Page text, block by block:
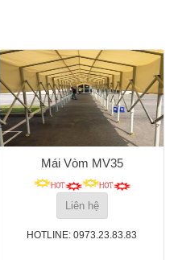
Mái Vòm MV35
Liên hệ
HOTLINE: 0973.23.83.83